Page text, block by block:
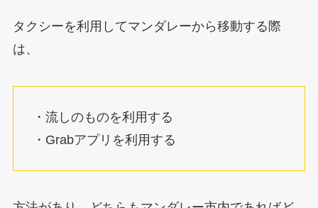
タクシーを利用してマンダレーから移動する際
は、
・流しのものを利用する
・Grabアプリを利用する